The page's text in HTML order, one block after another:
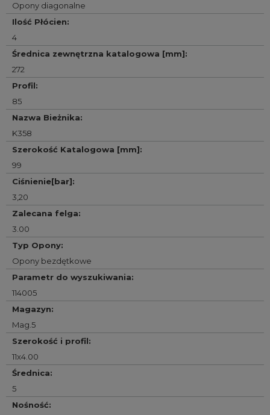
Opony diagonalne
Ilość Płócien:
4
Średnica zewnętrzna katalogowa [mm]:
272
Profil:
85
Nazwa Bieżnika:
K358
Szerokość Katalogowa [mm]:
99
Ciśnienie[bar]:
3,20
Zalecana felga:
3.00
Typ Opony:
Opony bezdętkowe
Parametr do wyszukiwania:
114005
Magazyn:
Mag.5
Szerokość i profil:
11x4.00
Średnica:
5
Nośność: